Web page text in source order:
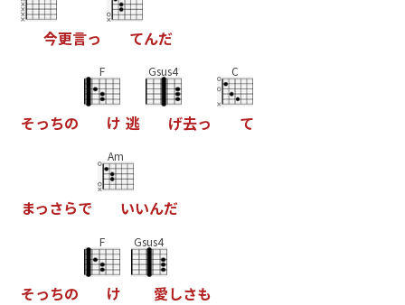
今更言っ てんだ
そっちの
F
け 逃
Gsus4
げ去っ
C
て
まっさらで
Am
いいんだ
そっちの
F
け
Gsus4
愛しさも